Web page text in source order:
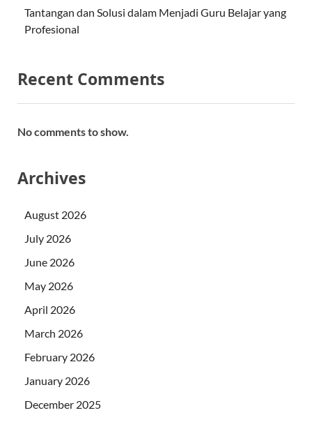
Tantangan dan Solusi dalam Menjadi Guru Belajar yang
Profesional
Recent Comments
No comments to show.
Archives
August 2026
July 2026
June 2026
May 2026
April 2026
March 2026
February 2026
January 2026
December 2025